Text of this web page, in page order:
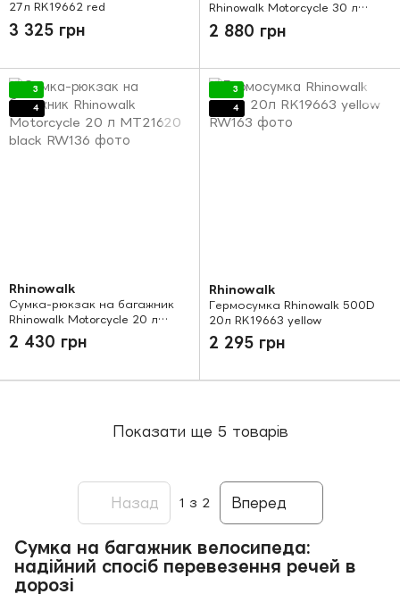
27л RK19662 red
3 325 грн
Rhinowalk Motorcycle 30 л
MT21630 black
2 880 грн
3
4
Rhinowalk
Сумка-рюкзак на багажник
Rhinowalk Motorcycle 20 л
MT21620 black
2 430 грн
3
4
Rhinowalk
Гермосумка Rhinowalk 500D
20л RK19663 yellow
2 295 грн
Показати ще 5 товарів
Назад 1 з 2 Вперед
Сумка на багажник велосипеда:
надійний спосіб перевезення речей в
дорозі